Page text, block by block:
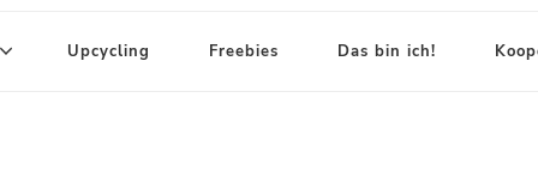
Upcycling Freebies Das bin ich!